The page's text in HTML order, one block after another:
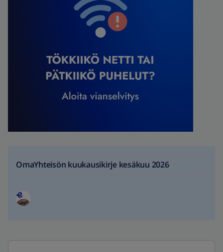
OmaYhteisön kuukausikirje kesäkuu 2026